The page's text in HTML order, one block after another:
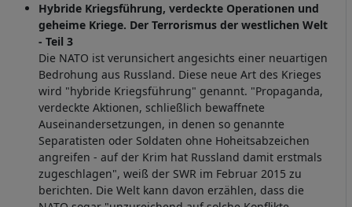
Hybride Kriegsführung, verdeckte Operationen und
geheime Kriege. Der Terrorismus der westlichen Welt
- Teil 3
Die NATO ist verunsichert angesichts einer neuartigen
Bedrohung aus Russland. Diese neue Art des Krieges
wird "hybride Kriegsführung" genannt. "Propaganda,
verdeckte Aktionen, schließlich bewaffnete
Auseinandersetzungen, in denen so genannte
Separatisten oder Soldaten ohne Hoheitsabzeichen
angreifen - auf der Krim hat Russland damit erstmals
zugeschlagen", weiß der SWR im Februar 2015 zu
berichten. Die Welt kann davon erzählen, dass die